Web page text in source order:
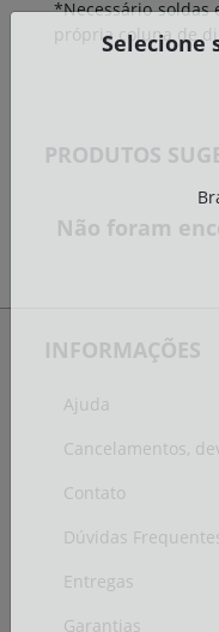
*Necessário soldas
própria coluna de
PRODUTOS
Não foram
INFORMAÇÕES
Ajuda
Cancelamentos,
Contato
Dúvidas
Entregas
Garantias
Selecione